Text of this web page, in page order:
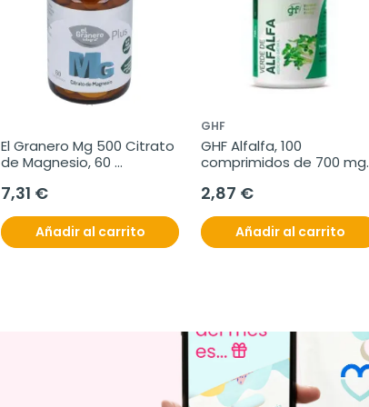
El Granero Mg 500 Citrato
de Magnesio, 60
7,31 €
Añadir al carrito
GHF
GHF Alfalfa, 100
comprimidos de 700 mg.
2,87 €
Añadir al carrito